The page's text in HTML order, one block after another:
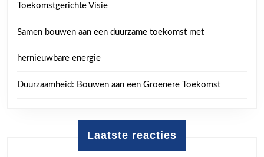
Toekomstgerichte Visie
Samen bouwen aan een duurzame toekomst met
hernieuwbare energie
Duurzaamheid: Bouwen aan een Groenere Toekomst
Laatste reacties